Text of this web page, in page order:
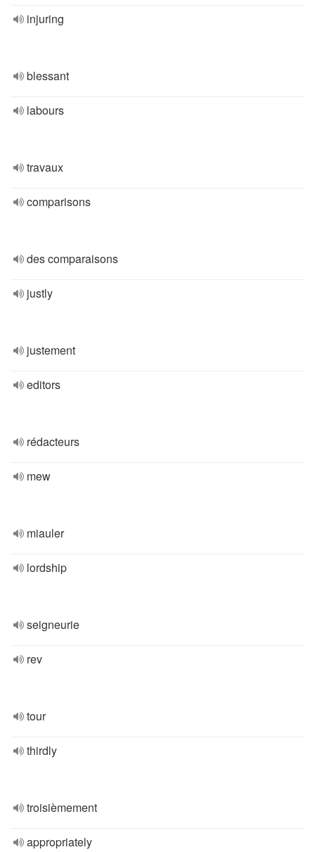
injuring
blessant
labours
travaux
comparisons
des comparaisons
justly
justement
editors
rédacteurs
mew
miauler
lordship
seigneurie
rev
tour
thirdly
troisièmement
appropriately